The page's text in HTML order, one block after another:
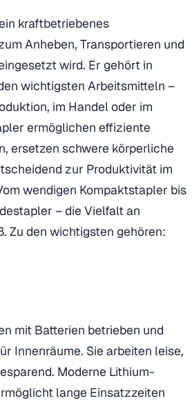
kraftbetriebenes
Anheben, Transportieren und
wird. Er gehört in
wichtigsten Arbeitsmitteln –
im Handel oder im
ermöglichen effiziente
ersetzen schwere körperliche
zur Produktivität im
wendigen Kompaktstapler bis
– die Vielfalt an
Zu den wichtigsten gehören:
mit Batterien betrieben und
Innenräume. Sie arbeiten leise,
Moderne Lithium-
lange Einsatzzeiten